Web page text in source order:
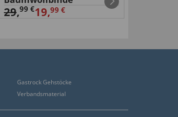
29,99 €19,99 €
Gastrock Gehstöcke
Verbandsmaterial